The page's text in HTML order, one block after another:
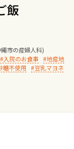
飯
市の産婦人科)
入院のお食事
地産地
糖不使用
豆乳マヨネ